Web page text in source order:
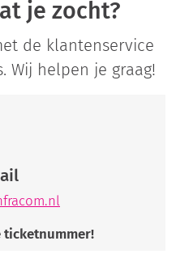
je zocht?
de klantenservice
Wij helpen je graag!
ticketnummer!